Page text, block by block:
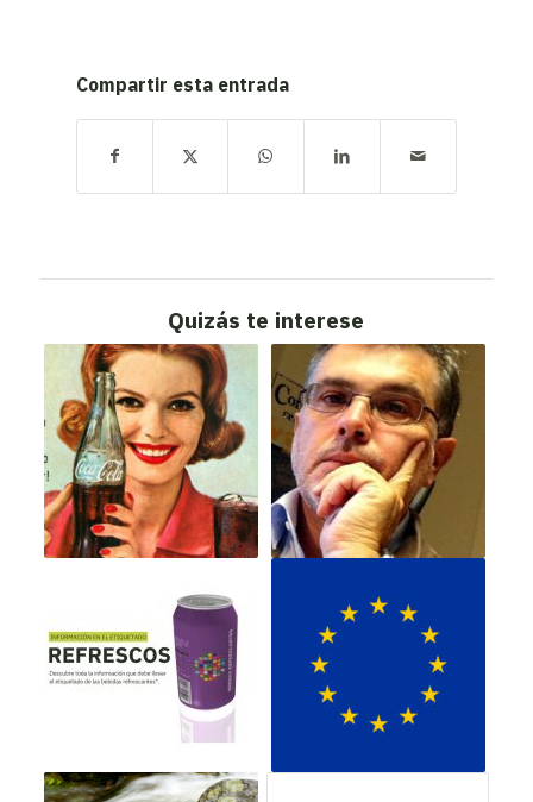
Compartir esta entrada
Quizás te interese